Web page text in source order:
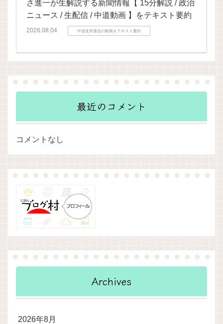
さ進一が生解説する新聞情報【 15分解説 / 政治
ニュース / 生配信 / 中道動画 】をテキスト要約
2026.08.04 中道改革連合の動画をテキスト要約
最近のコメント
コメントなし
Archives
2026年8月